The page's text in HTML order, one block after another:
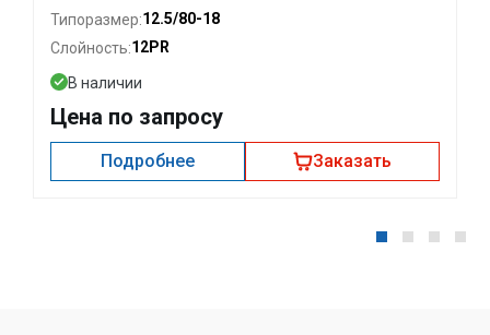
Типоразмер:12.5/80-18
Слойность:12PR
В наличии
Цена по запросу
Подробнее Заказать